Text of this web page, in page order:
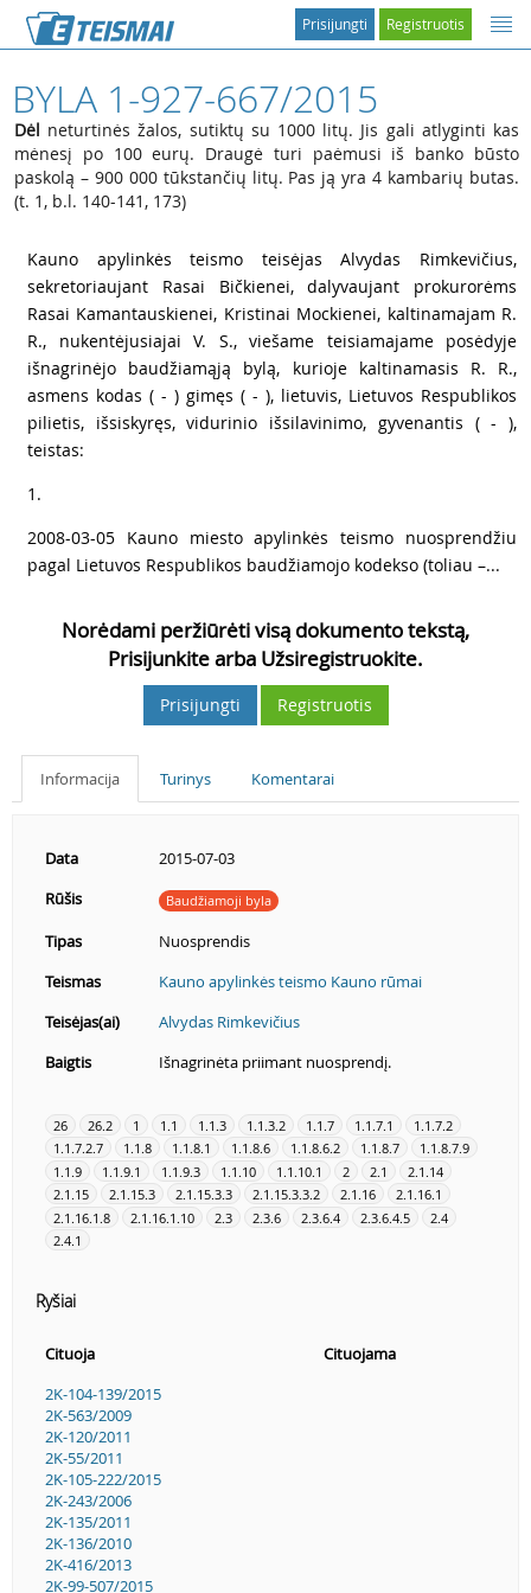
Registruotis
Prisijungti
BYLA 1-927-667/2015
Dėl neturtinės žalos, sutiktų su 1000 litų. Jis gali atlyginti kas
mėnesį po 100 eurų. Draugė turi paėmusi iš banko būsto
paskolą – 900 000 tūkstančių litų. Pas ją yra 4 kambarių butas.
(t. 1, b.l. 140-141, 173)
Kauno apylinkės teismo teisėjas Alvydas Rimkevičius,
sekretoriaujant Rasai Bičkienei, dalyvaujant prokurorėms
Rasai Kamantauskienei, Kristinai Mockienei, kaltinamajam R.
R., nukentėjusiajai V. S., viešame teisiamajame posėdyje
išnagrinėjo baudžiamąją bylą, kurioje kaltinamasis R. R.,
asmens kodas ( - ) gimęs ( - ), lietuvis, Lietuvos Respublikos
pilietis, išsiskyręs, vidurinio išsilavinimo, gyvenantis ( - ),
teistas:
1.
2008-03-05 Kauno miesto apylinkės teismo nuosprendžiu
pagal Lietuvos Respublikos baudžiamojo kodekso (toliau –...
Norėdami peržiūrėti visą dokumento tekstą,
Prisijunkite arba Užsiregistruokite.
Prisijungti Registruotis
Informacija Turinys Komentarai
Data
2015-07-03
Rūšis
Baudžiamoji byla
Tipas
Nuosprendis
Teismas
Kauno apylinkės teismo Kauno rūmai
Teisėjas(ai)
Alvydas Rimkevičius
Baigtis
Išnagrinėta priimant nuosprendį.
26 26.2 1 1.1 1.1.3 1.1.3.2 1.1.7 1.1.7.1
1.1.7.2
1.1.7.2.7
1.1.8 1.1.8.1 1.1.8.6 1.1.8.6.2 1.1.8.7
1.1.8.7.9
1.1.9
1.1.9.1 1.1.9.3 1.1.10 1.1.10.1 2 2.1
2.1.14
2.1.15
2.1.15.3 2.1.15.3.3 2.1.15.3.3.2 2.1.16
2.1.16.1
2.1.16.1.8
2.1.16.1.10 2.3 2.3.6 2.3.6.4 2.3.6.4.5
2.4
2.4.1
Ryšiai
Cituoja
Cituojama
2K-104-139/2015
2K-563/2009
2K-120/2011
2K-55/2011
2K-105-222/2015
2K-243/2006
2K-135/2011
2K-136/2010
2K-416/2013
2K-99-507/2015